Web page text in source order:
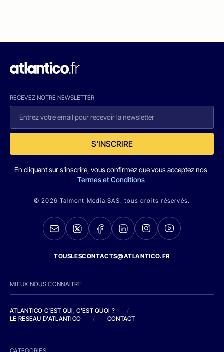
RECEVEZ NOTRE NEWSLETTER
S'INSCRIRE
En cliquant sur s'inscrire, vous confirmez que vous acceptez nos
Termes et Conditions
© 2026 Talmont Media SAS. tous droits réservés.
TOUSLESCONTACTS@ATLANTICO.FR
MIEUX NOUS CONNAITRE
ATLANTICO C'EST QUI, C'EST QUOI ?
/
LE RESEAU D'ATLANTICO
/ CONTACT